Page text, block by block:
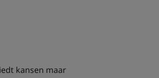
kansen maar